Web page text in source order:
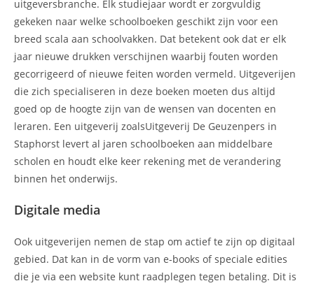
uitgeversbranche. Elk studiejaar wordt er zorgvuldig
gekeken naar welke schoolboeken geschikt zijn voor een
breed scala aan schoolvakken. Dat betekent ook dat er elk
jaar nieuwe drukken verschijnen waarbij fouten worden
gecorrigeerd of nieuwe feiten worden vermeld. Uitgeverijen
die zich specialiseren in deze boeken moeten dus altijd
goed op de hoogte zijn van de wensen van docenten en
leraren. Een uitgeverij zoalsUitgeverij De Geuzenpers in
Staphorst levert al jaren schoolboeken aan middelbare
scholen en houdt elke keer rekening met de verandering
binnen het onderwijs.
Digitale media
Ook uitgeverijen nemen de stap om actief te zijn op digitaal
gebied. Dat kan in de vorm van e-books of speciale edities
die je via een website kunt raadplegen tegen betaling. Dit is